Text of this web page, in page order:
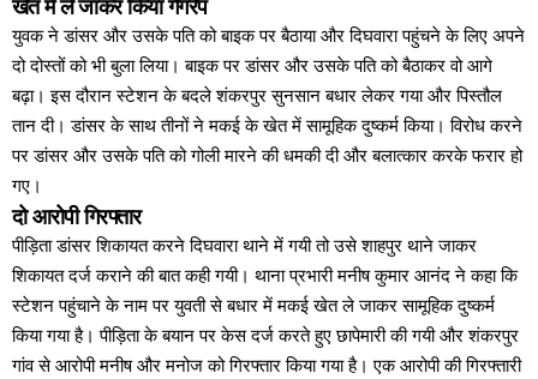
युवक ने डांसर और उसके पति को बाइक पर बैठाया और दिघवारा पहुंचने के लिए अपने
दो दोस्तों को भी बुला लिया। बाइक पर डांसर और उसके पति को बैठाकर वो आगे
बढ़ा। इस दौरान स्टेशन के बदले शंकरपुर सुनसान बधार लेकर गया और पिस्तौल
तान दी। डांसर के साथ तीनों ने मकई के खेत में सामूहिक दुष्कर्म किया। विरोध करने
पर डांसर और उसके पति को गोली मारने की धमकी दी और बलात्कार करके फरार हो
गए।
दो आरोपी गिरफ्तार
पीड़िता डांसर शिकायत करने दिघवारा थाने में गयी तो उसे शाहपुर थाने जाकर
शिकायत दर्ज कराने की बात कही गयी। थाना प्रभारी मनीष कुमार आनंद ने कहा कि
स्टेशन पहुंचाने के नाम पर युवती से बधार में मकई खेत ले जाकर सामूहिक दुष्कर्म
किया गया है। पीड़िता के बयान पर केस दर्ज करते हुए छापेमारी की गयी और शंकरपुर
गांव से आरोपी मनीष और मनोज को गिरफ्तार किया गया है। एक आरोपी की गिरफ्तारी